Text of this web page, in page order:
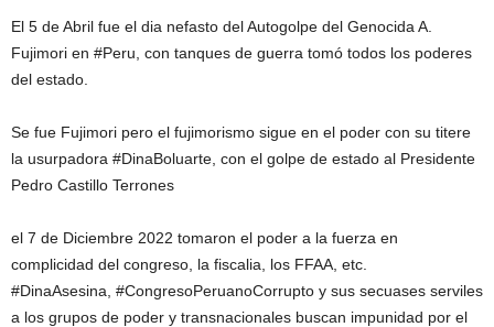
El 5 de Abril fue el dia nefasto del Autogolpe del Genocida A.
Fujimori en #Peru, con tanques de guerra tomó todos los poderes
del estado.
Se fue Fujimori pero el fujimorismo sigue en el poder con su titere
la usurpadora #DinaBoluarte, con el golpe de estado al Presidente
Pedro Castillo Terrones
el 7 de Diciembre 2022 tomaron el poder a la fuerza en
complicidad del congreso, la fiscalia, los FFAA, etc.
#DinaAsesina, #CongresoPeruanoCorrupto y sus secuases serviles
a los grupos de poder y transnacionales buscan impunidad por el